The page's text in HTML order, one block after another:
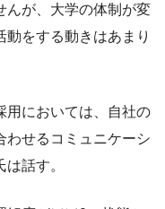
んが、大学の体制が変
をする動きはあまり
用においては、自社の
わせるコミュニケーシ
話す。